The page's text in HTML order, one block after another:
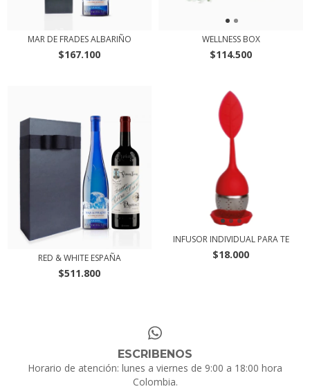
MAR DE FRADES ALBARIÑO
$167.100
WELLNESS BOX
$114.500
RED & WHITE ESPAÑA
$511.800
INFUSOR INDIVIDUAL PARA TE
$18.000
ESCRIBENOS
Horario de atención: lunes a viernes de 9:00 a 18:00 hora
Colombia.